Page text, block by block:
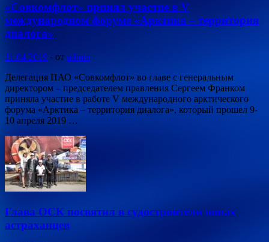
«Совкомфлот» принял участие в V
международном форуме «Арктика – территория
диалога»
11.04.2019 - от admin
Делегация ПАО «Совкомфлот» во главе с генеральным
директором – председателем правления Сергеем Франком
приняла участие в работе V международного арктического
форума «Арктика – территория диалога», который прошел 9-
10 апреля 2019 …
Глава ОСК посвятил в судостроители юных
астраханцев